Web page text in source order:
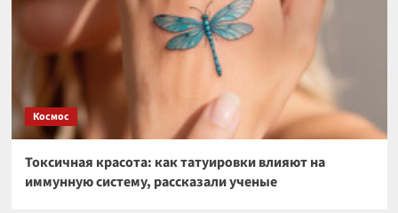
Космос
Токсичная красота: как татуировки влияют на
иммунную систему, рассказали ученые